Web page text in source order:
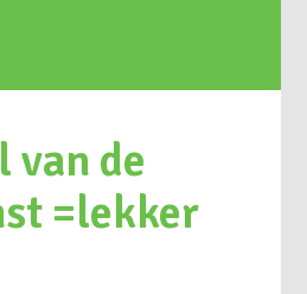
van de
=lekker